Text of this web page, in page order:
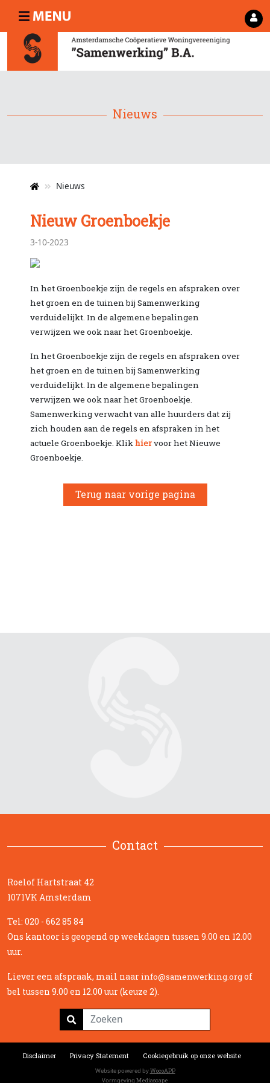
Nieuws
Nieuws
Nieuw Groenboekje
3-10-2023
In het Groenboekje zijn de regels en afspraken over
het groen en de tuinen bij Samenwerking
verduidelijkt. In de algemene bepalingen
verwijzen we ook naar het Groenboekje.
In het Groenboekje zijn de regels en afspraken over
het groen en de tuinen bij Samenwerking
verduidelijkt. In de algemene bepalingen
verwijzen we ook naar het Groenboekje.
Samenwerking verwacht van alle huurders dat zij
zich houden aan de regels en afspraken in het
actuele Groenboekje. Klikhiervoor het Nieuwe
Groenboekje.
Terug naar vorige pagina
Contact
Roelof Hartstraat 42
1071VK Amsterdam
Tel: 020 - 662 85 84
Ons kantoor is geopend op weekdagen tussen 9.00 en 12.00
uur.
Liever een afspraak, mail naarinfo@samenwerking.orgof
bel tussen 9.00 en 12.00 uur (keuze 2).
Disclaimer Privacy Statement Cookiegebruik op onze website
Website powered byWocoAPP
Vormgeving Mediascape